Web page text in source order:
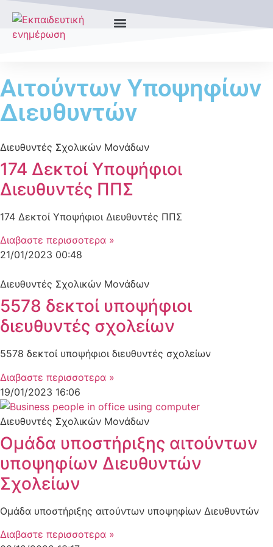
Αιτούντων Υποψηφίων
Διευθυντών
Διευθυντές Σχολικών Μονάδων
174 Δεκτοί Υποψήφιοι
Διευθυντές ΠΠΣ
174 Δεκτοί Υποψήφιοι Διευθυντές ΠΠΣ
Διαβαστε περισσοτερα »
21/01/2023 00:48
Διευθυντές Σχολικών Μονάδων
5578 δεκτοί υποψήφιοι
διευθυντές σχολείων
5578 δεκτοί υποψήφιοι διευθυντές σχολείων
Διαβαστε περισσοτερα »
19/01/2023 16:06
Διευθυντές Σχολικών Μονάδων
Ομάδα υποστήριξης αιτούντων
υποψηφίων Διευθυντών
Σχολείων
Ομάδα υποστήριξης αιτούντων υποψηφίων Διευθυντών
Διαβαστε περισσοτερα »